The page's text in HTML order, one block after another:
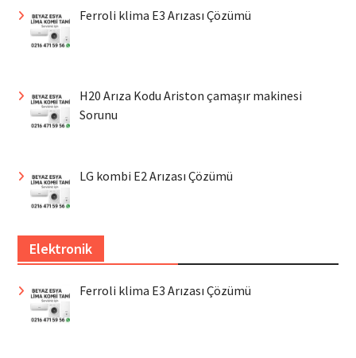
Ferroli klima E3 Arızası Çözümü
H20 Arıza Kodu Ariston çamaşır makinesi
Sorunu
LG kombi E2 Arızası Çözümü
Elektronik
Ferroli klima E3 Arızası Çözümü